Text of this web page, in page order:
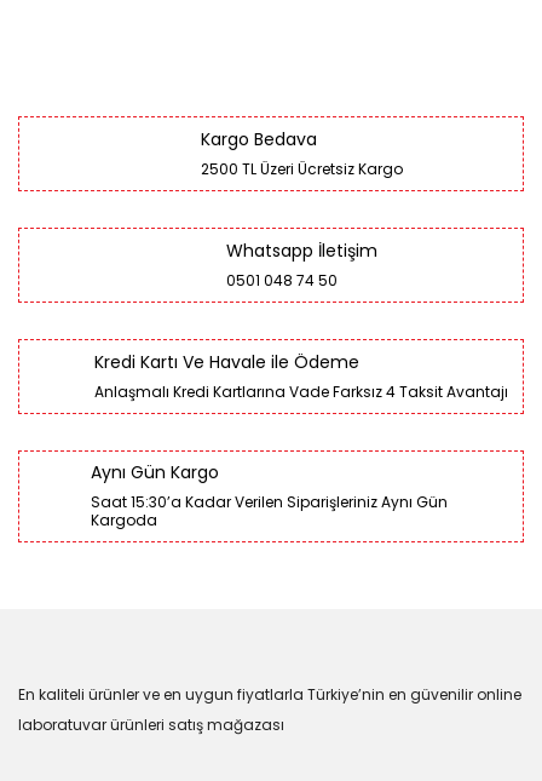
Kargo Bedava
2500 TL Üzeri Ücretsiz Kargo
Whatsapp İletişim
0501 048 74 50
Kredi Kartı Ve Havale ile Ödeme
Anlaşmalı Kredi Kartlarına Vade Farksız 4 Taksit Avantajı
Aynı Gün Kargo
Saat 15:30’a Kadar Verilen Siparişleriniz Aynı Gün
Kargoda
En kaliteli ürünler ve en uygun fiyatlarla Türkiye’nin en güvenilir online
laboratuvar ürünleri satış mağazası